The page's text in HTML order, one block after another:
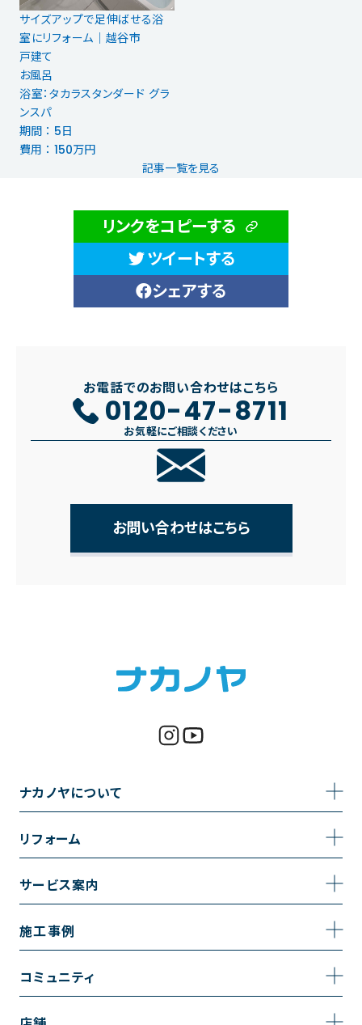
サイズアップで足伸ばせる浴
室にリフォーム｜越谷市
戸建て
お風呂
浴室：タカラスタンダード グラ
ンスパ
期間 ： 5日
費用 ： 150万円
記事一覧を見る
リンクをコピーする
ツイートする
シェアする
お電話でのお問い合わせはこちら
0120-47-8711
お気軽にご相談ください
お問い合わせはこちら
ナカノヤについて
事業内容
採用情報
リフォーム
トイレのリフォーム
キッチンのリフォーム
サービス案内
サービスの流れ
施工事例
施工事例一覧
コミュニティ
コミュニティ